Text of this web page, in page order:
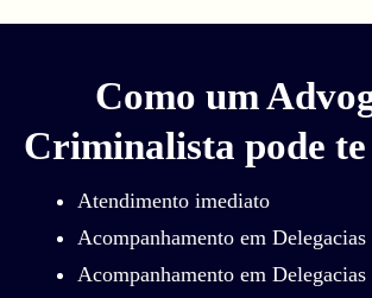
Como um
Criminalista pode
Atendimento imediato
Acompanhamento em
Acompanhamento em